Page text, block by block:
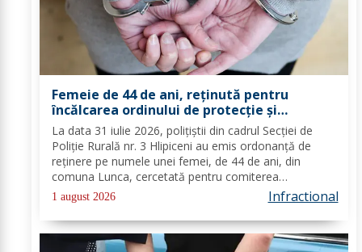
Femeie de 44 de ani, reținută pentru
încălcarea ordinului de protecție și
distrugere
La data 31 iulie 2026, polițiștii din cadrul Secției de
Poliție Rurală nr. 3 Hlipiceni au emis ordonanță de
reținere pe numele unei femei, de 44 de ani, din
comuna Lunca, cercetată pentru comiterea
infracțiunilor de încălcarea ordinului de protecție și
distrugere. În urma probatoriului administrat,...
1 august 2026 Infractional